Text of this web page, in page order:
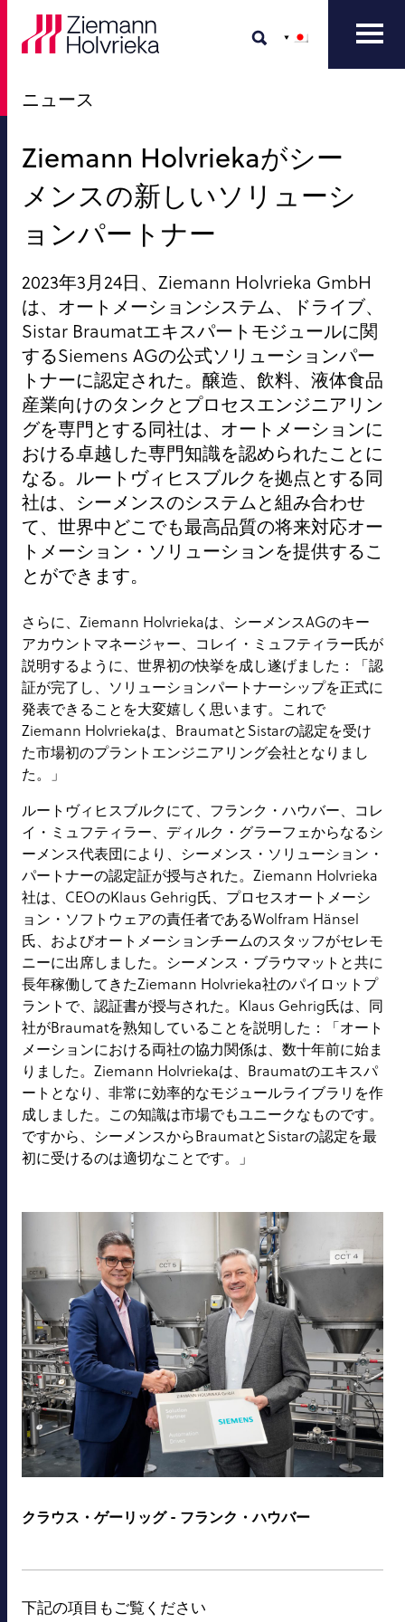
ニュース
Ziemann Holvriekaがシー
メンスの新しいソリューシ
ョンパートナー
2023年3月24日、Ziemann Holvrieka GmbH
は、オートメーションシステム、ドライブ、
Sistar Braumatエキスパートモジュールに関
するSiemens AGの公式ソリューションパー
トナーに認定された。醸造、飲料、液体食品
産業向けのタンクとプロセスエンジニアリン
グを専門とする同社は、オートメーションに
おける卓越した専門知識を認められたことに
なる。ルートヴィヒスブルクを拠点とする同
社は、シーメンスのシステムと組み合わせ
て、世界中どこでも最高品質の将来対応オー
トメーション・ソリューションを提供するこ
とができます。
さらに、Ziemann Holvriekaは、シーメンスAGのキー
アカウントマネージャー、コレイ・ミュフティラー氏が
説明するように、世界初の快挙を成し遂げました：「認
証が完了し、ソリューションパートナーシップを正式に
発表できることを大変嬉しく思います。これで
Ziemann Holvriekaは、BraumatとSistarの認定を受け
た市場初のプラントエンジニアリング会社となりまし
た。」
ルートヴィヒスブルクにて、フランク・ハウバー、コレ
イ・ミュフティラー、ディルク・グラーフェからなるシ
ーメンス代表団により、シーメンス・ソリューション・
パートナーの認定証が授与された。Ziemann Holvrieka
社は、CEOのKlaus Gehrig氏、プロセスオートメーシ
ョン・ソフトウェアの責任者であるWolfram Hänsel
氏、およびオートメーションチームのスタッフがセレモ
ニーに出席しました。シーメンス・ブラウマットと共に
長年稼働してきたZiemann Holvrieka社のパイロットプ
ラントで、認証書が授与された。Klaus Gehrig氏は、同
社がBraumatを熟知していることを説明した：「オート
メーションにおける両社の協力関係は、数十年前に始ま
りました。Ziemann Holvriekaは、Braumatのエキスパ
ートとなり、非常に効率的なモジュールライブラリを作
成しました。この知識は市場でもユニークなものです。
ですから、シーメンスからBraumatとSistarの認定を最
初に受けるのは適切なことです。」
クラウス・ゲーリッグ - フランク・ハウバー
下記の項目もご覧ください